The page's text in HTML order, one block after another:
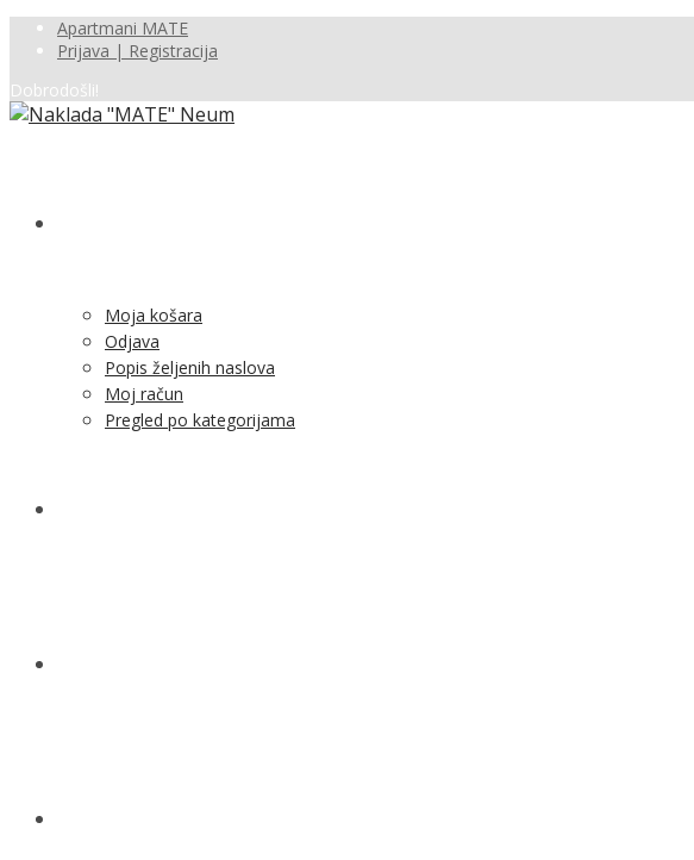
Apartmani MATE
Prijava | Registracija
Dobrodošli!
Moja košara
Odjava
Popis željenih naslova
Moj račun
Pregled po kategorijama